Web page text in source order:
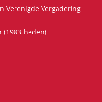
Verenigde Vergadering
(1983-heden)